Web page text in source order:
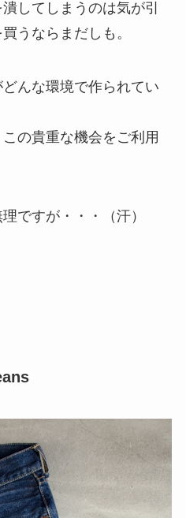
してしまうのは気が引
うならまだしも。
んな環境で作られてい
の貴重な機会をご利用
ですが・・・（汗）